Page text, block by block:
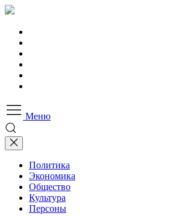
Меню
Политика
Экономика
Общество
Культура
Персоны